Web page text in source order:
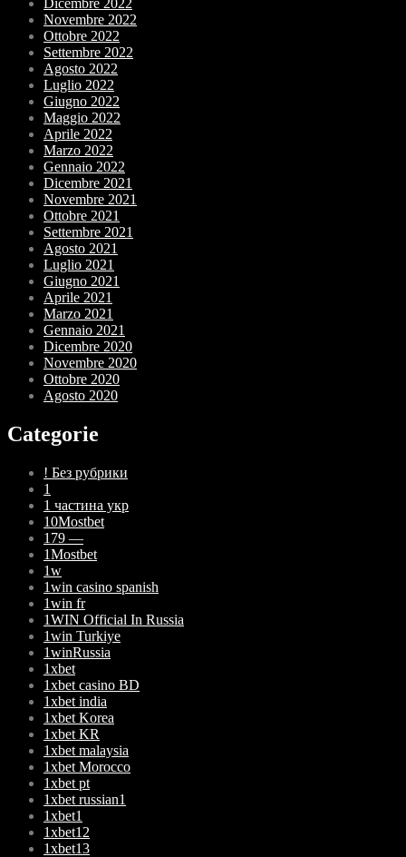
Novembre 2022
Ottobre 2022
Settembre 2022
Agosto 2022
Luglio 2022
Giugno 2022
Maggio 2022
Aprile 2022
Marzo 2022
Gennaio 2022
Dicembre 2021
Novembre 2021
Ottobre 2021
Settembre 2021
Agosto 2021
Luglio 2021
Giugno 2021
Aprile 2021
Marzo 2021
Gennaio 2021
Dicembre 2020
Novembre 2020
Ottobre 2020
Agosto 2020
Categorie
! Без рубрики
1
1 частина укр
10Mostbet
179 —
1Mostbet
1w
1win casino spanish
1win fr
1WIN Official In Russia
1win Turkiye
1winRussia
1xbet
1xbet casino BD
1xbet india
1xbet Korea
1xbet KR
1xbet malaysia
1xbet Morocco
1xbet pt
1xbet russian1
1xbet1
1xbet12
1xbet13